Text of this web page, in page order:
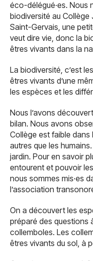
éco-délégué·es. Nous
biodiversité au Collège
Saint-Gervais, une
veut dire vie, donc la
êtres vivants dans la
La biodiversité, c’est
êtres vivants d’une
les espèces et les
Nous l’avons
bilan. Nous avons
Collège est faible dans
autres que les
jardin. Pour en savoir
entourent et pouvoir
nous sommes mis·es
l’association
On a découvert les
préparé des questions
collemboles. Les
êtres vivants du sol, à